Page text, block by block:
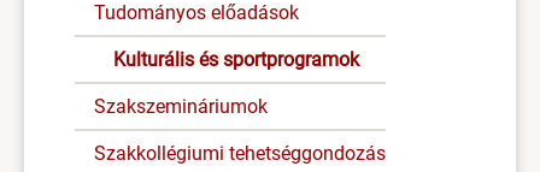
Tudományos előadások
Kulturális és sportprogramok
Szakszemináriumok
Szakkollégiumi tehetséggondozás